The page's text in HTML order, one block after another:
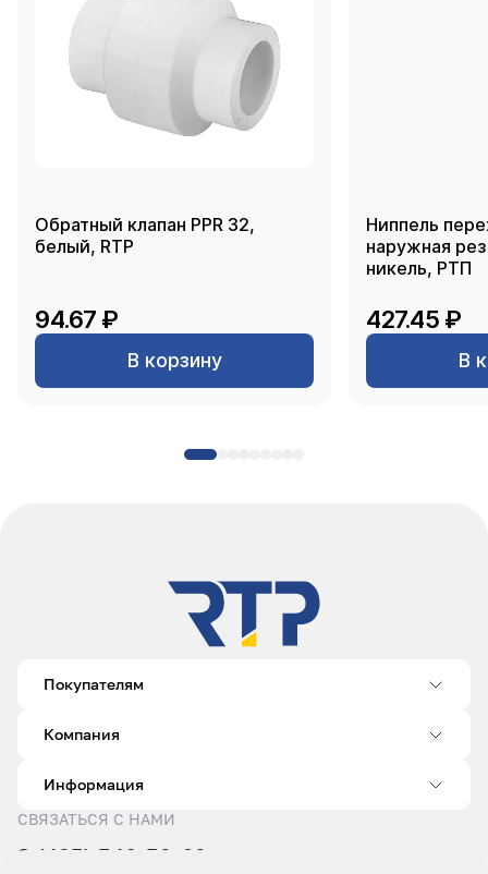
Обратный клапан PPR 32,
белый, RTP
94.67 ₽
В корзину
Ниппель
наружная
никель, РТП
427.45 ₽
В
Покупателям
Компания
Информация
СВЯЗАТЬСЯ С НАМИ
8 (495) 540-52-62